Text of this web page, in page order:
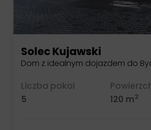
Solec Kujawski
Dom z idealnym dojazdem do
Liczba pokoi
5
120 m2